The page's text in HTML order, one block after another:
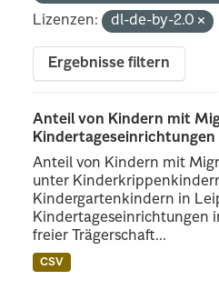
Lizenzen:
dl-de-by-2.0
Ergebnisse filtern
Anteil von Kindern mit
Kindertageseinrichtungen
Anteil von Kindern mit
unter
Kindergartenkindern in
Kindertageseinrichtungen
freier Trägerschaft...
CSV